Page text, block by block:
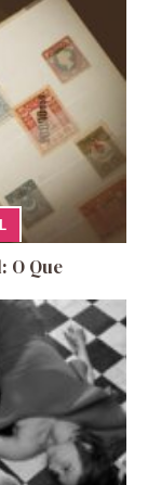
O Que